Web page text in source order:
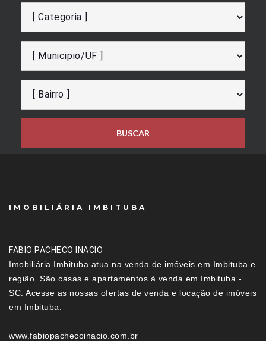
BUSCAR
IMOBILIÁRIA IMBITUBA
FABIO PACHECO INACIO
Imobiliária Imbituba atua na venda de imóveis em Imbituba e
região. São casas e apartamentos à venda em Imbituba -
SC. Acesse as nossas ofertas de venda e locação de imóveis
em Imbituba.
www.fabiopachecoinacio.com.br